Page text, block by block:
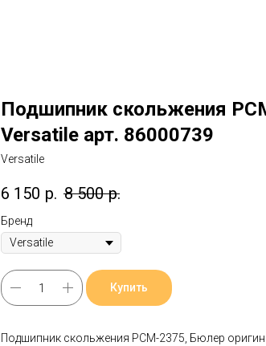
Подшипник скольжения
Versatile арт. 86000739
Versatile
6 150 р. 8 500 р.
Бренд
Купить
Подшипник скольжения РСМ-2375, Бюлер